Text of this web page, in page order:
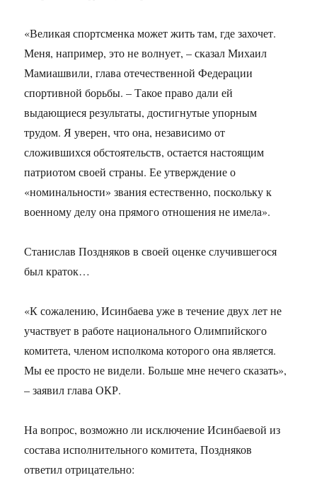
«Великая спортсменка может жить там, где захочет.
Меня, например, это не волнует, – сказал Михаил
Мамиашвили, глава отечественной Федерации
спортивной борьбы. – Такое право дали ей
выдающиеся результаты, достигнутые упорным
трудом. Я уверен, что она, независимо от
сложившихся обстоятельств, остается настоящим
патриотом своей страны. Ее утверждение о
«номинальности» звания естественно, поскольку к
военному делу она прямого отношения не имела».
Станислав Поздняков в своей оценке случившегося
был краток…
«К сожалению, Исинбаева уже в течение двух лет не
участвует в работе национального Олимпийского
комитета, членом исполкома которого она является.
Мы ее просто не видели. Больше мне нечего сказать»,
– заявил глава ОКР.
На вопрос, возможно ли исключение Исинбаевой из
состава исполнительного комитета, Поздняков
ответил отрицательно: